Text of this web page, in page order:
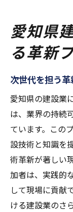
組み
愛知県
の挑戦
若手育
最新技
職人
若手
愛知県
性
経験豊
愛知県
る革新
次世代を担う
愛知県の建設業
は、業界の持続
ています。この
設技術と知識を
術革新が著しい
加者は、実践的
して現場に貢献
ける建設業のさ